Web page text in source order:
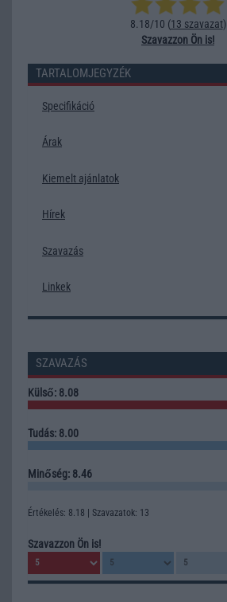
8.18/10 (13 szavazat)
Szavazzon Ön is!
TARTALOMJEGYZÉK
Specifikáció
Árak
Kiemelt ajánlatok
Hírek
Szavazás
Linkek
SZAVAZÁS
Külső: 8.08
Tudás: 8.00
Minőség: 8.46
Értékelés: 8.18 | Szavazatok: 13
Szavazzon Ön is!